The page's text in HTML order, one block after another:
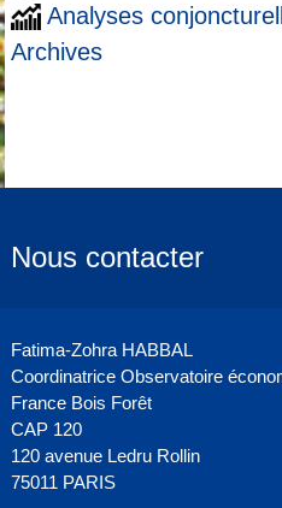
Analyses
Archives
Nous contacter
Fatima-Zohra HABBAL
Coordinatrice Observatoire
France Bois Forêt
CAP 120
120 avenue Ledru Rollin
75011 PARIS